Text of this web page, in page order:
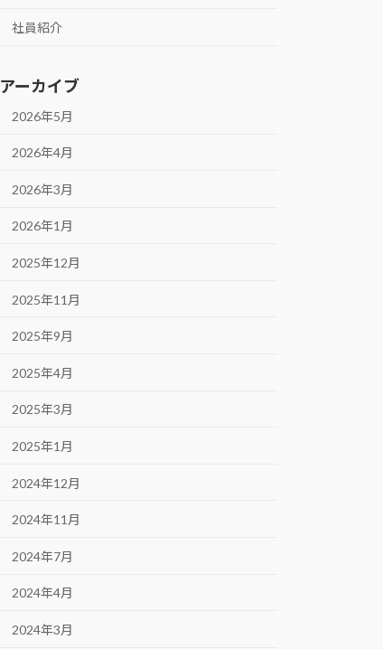
社員紹介
アーカイブ
2026年5月
2026年4月
2026年3月
2026年1月
2025年12月
2025年11月
2025年9月
2025年4月
2025年3月
2025年1月
2024年12月
2024年11月
2024年7月
2024年4月
2024年3月